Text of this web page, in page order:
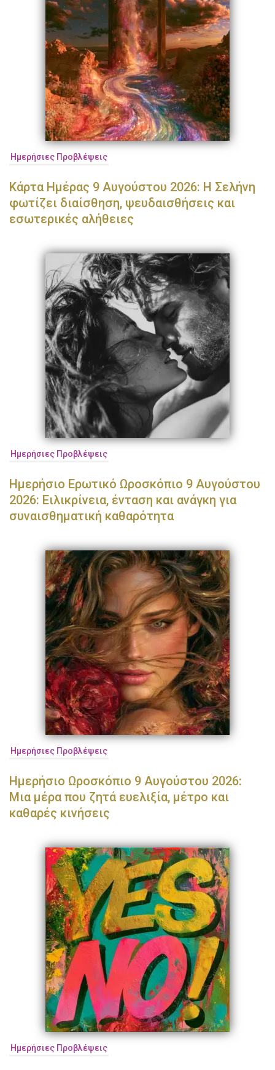
Ημερήσιες Προβλέψεις
Κάρτα Ημέρας 9 Αυγούστου 2026: Η Σελήνη
φωτίζει διαίσθηση, ψευδαισθήσεις και
εσωτερικές αλήθειες
Ημερήσιες Προβλέψεις
Ημερήσιο Ερωτικό Ωροσκόπιο 9 Αυγούστου
2026: Ειλικρίνεια, ένταση και ανάγκη για
συναισθηματική καθαρότητα
Ημερήσιες Προβλέψεις
Ημερήσιο Ωροσκόπιο 9 Αυγούστου 2026:
Μια μέρα που ζητά ευελιξία, μέτρο και
καθαρές κινήσεις
Ημερήσιες Προβλέψεις